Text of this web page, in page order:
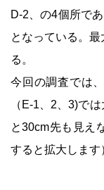
D-2、の4個所で
となっている。
る。
今回の調査では
（E-1、2、3)で
と30cm先も見え
すると拡大します